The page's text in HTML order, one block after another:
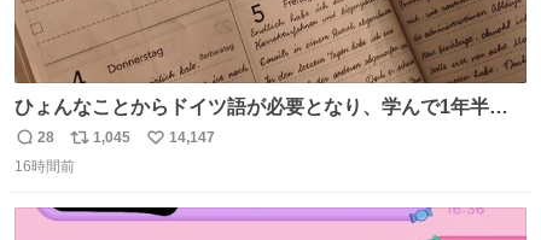
ひょんなことからドイツ語が必要となり、学んで1年半に
なる。 ちなみに最初の半年で『必携ドイツ文法総まとめ』
と『重要単語4000』を数十周して丸暗記した。読み書きに
Geminiの添削もエラーの指摘は激減し、上級の表現を教え
返
信
28
リ
ポ
ト
1,045
い
数
14,147
16時間前